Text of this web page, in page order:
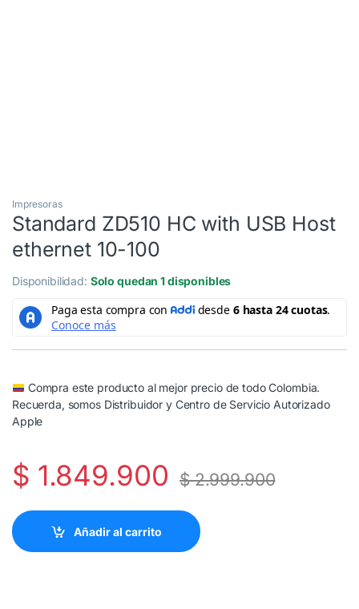
Impresoras
Standard ZD510 HC with USB Host
ethernet 10-100
Disponibilidad: Solo quedan 1 disponibles
Compra este producto al mejor precio de todo Colombia.
Recuerda, somos Distribuidor y Centro de Servicio Autorizado
Apple
$ 1.849.900 $2.999.900
Añadir al carrito